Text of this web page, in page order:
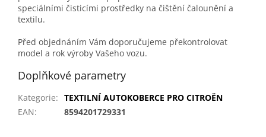
speciálními čisticími prostředky na čištění čalounění a
textilu.
Před objednáním Vám doporučujeme překontrolovat
model a rok výroby Vašeho vozu.
Doplňkové parametry
Kategorie: TEXTILNÍ AUTOKOBERCE PRO CITROËN
EAN: 8594201729331